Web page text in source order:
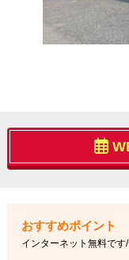
インターネット無料で